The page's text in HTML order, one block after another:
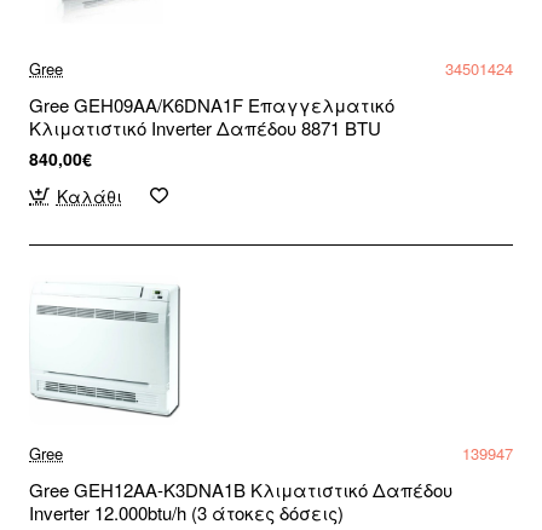
Gree 34501424
Gree GEH09AA/K6DNA1F Επαγγελματικό
Κλιματιστικό Inverter Δαπέδου 8871 BTU
840,00€
Καλάθι
Gree 139947
Gree GEH12AA-K3DNA1B Κλιματιστικό Δαπέδου
Inverter 12.000btu/h (3 άτοκες δόσεις)